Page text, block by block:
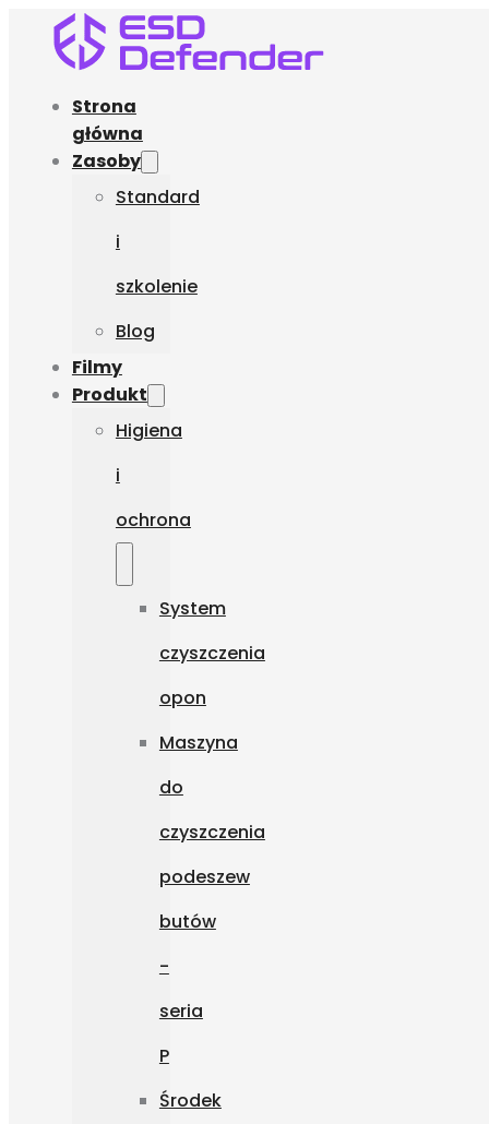
Strona
główna
Zasoby
Standard
i
szkolenie
Blog
Filmy
Produkt
Higiena
i
ochrona
System
czyszczenia
opon
Maszyna
do
czyszczenia
podeszew
butów
-
seria
P
Środek